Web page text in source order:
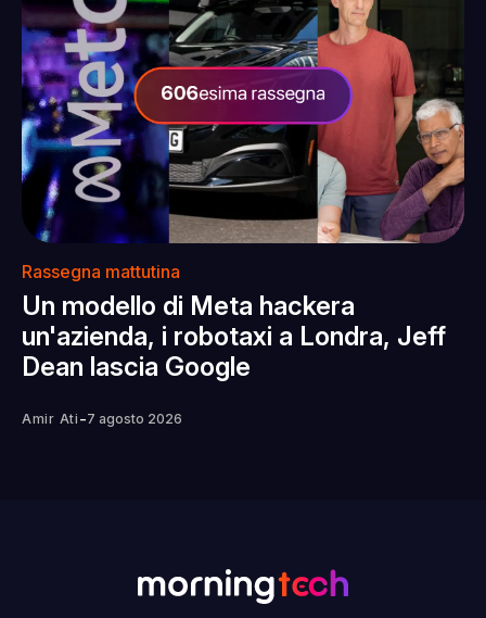
Rassegna mattutina
Un modello di Meta hackera
un'azienda, i robotaxi a Londra, Jeff
Dean lascia Google
Amir Ati -7 agosto 2026